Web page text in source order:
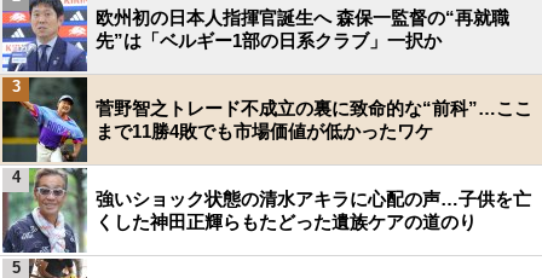
欧州初の日本人指揮官誕生へ 森保一監督の“再就職
先”は「ベルギー1部の日系クラブ」一択か
菅野智之トレード不成立の裏に致命的な“前科”…ここ
まで11勝4敗でも市場価値が低かったワケ
3
強いショック状態の清水アキラに心配の声…子供を亡
くした神田正輝らもたどった遺族ケアの道のり
4
5